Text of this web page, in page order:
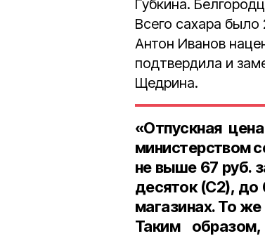
Губкина.
Всего сахара было
Антон Иванов
подтвердила и
Щедрина.
«Отпускная
министерством
не выше 67 руб.
десяток (С2), до
магазинах. То
Таким